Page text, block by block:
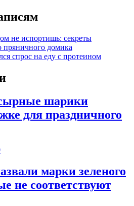
не испортишь: секреты
пряничного домика
спрос на еду с протеином
шарики
для праздничного
марки зеленого
не соответствуют